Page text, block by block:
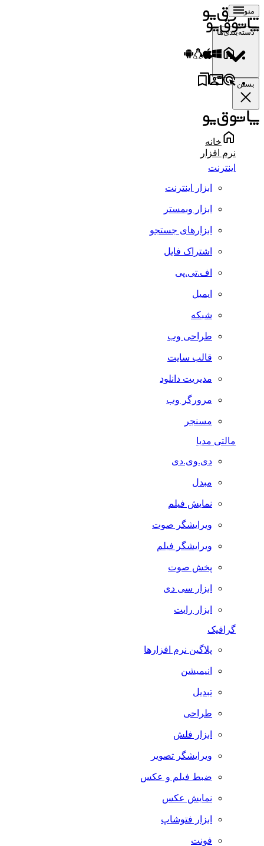
منو
دسته‌بندی‌ها
بستن
خانه
نرم افزار
اینترنت
ابزار اینترنت
ابزار وبمستر
ابزارهای جستجو
اشتراک فایل
اف.تی.پی
ایمیل
شبکه
طراحی وب
قالب سایت
مدیریت دانلود
مرورگر وب
مسنجر
مالتی مدیا
دی.وی.دی
مبدل
نمایش فیلم
ویرایشگر صوت
ویرایشگر فیلم
پخش صوت
ابزار سی دی
ابزار رایت
گرافیک
پلاگین نرم افزارها
انیمیشن
تبدیل
طراحی
ابزار فلش
ویرایشگر تصویر
ضبط فيلم و عكس
نمایش عکس
ابزار فتوشاپ
فونت